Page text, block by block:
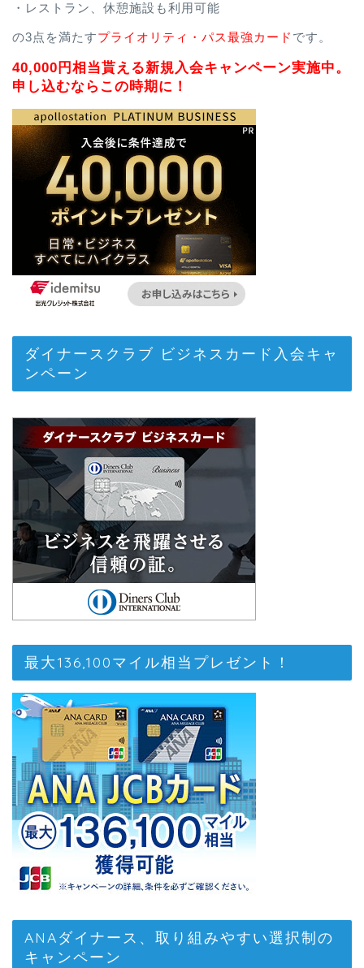
・レストラン、休憩施設も利用可能
の3点を満たすプライオリティ・パス最強カード です。
40,000円相当貰える新規入会キャンペーン実施中。
申し込むならこの時期に！
ダイナースクラブ ビジネスカード入会キャ
ンペーン
最大136,100マイル相当プレゼント！
ANAダイナース、取り組みやすい選択制の
キャンペーン